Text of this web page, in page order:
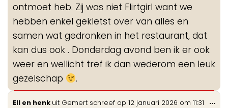
ontmoet heb. Zij was niet Flirtgirl want we
hebben enkel gekletst over van alles en
samen wat gedronken in het restaurant, dat
kan dus ook . Donderdag avond ben ik er ook
weer en wellicht tref ik dan wederom een leuk
gezelschap
.
Ell en henk uit Gemert schreef op 12 januari 2026 om 11:31 ...